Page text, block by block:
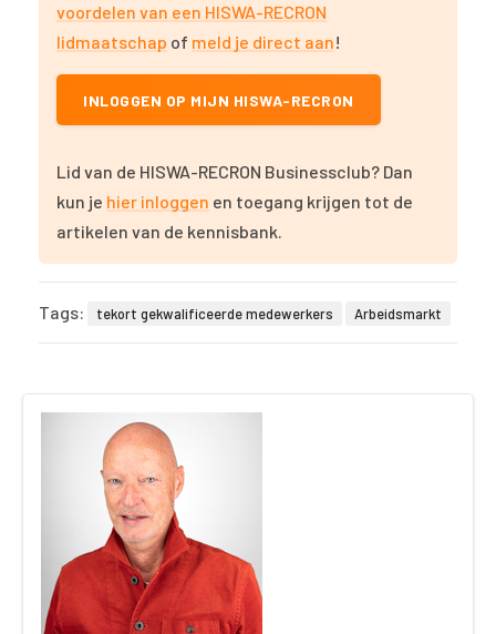
voordelen van een HISWA-RECRON
lidmaatschap of meld je direct aan!
INLOGGEN OP MIJN HISWA-RECRON
Lid van de HISWA-RECRON Businessclub? Dan
kun je hier inloggen en toegang krijgen tot de
artikelen van de kennisbank.
Tags: tekort gekwalificeerde medewerkers Arbeidsmarkt